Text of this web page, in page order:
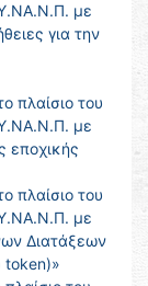
με
για την
πλαίσιο του
με
εποχικής
πλαίσιο του
με
Διατάξεων
token)»